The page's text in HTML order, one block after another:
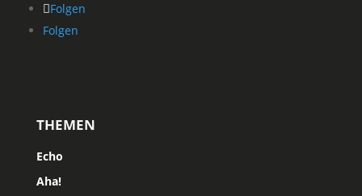
Folgen
Folgen
THEMEN
Echo
Aha!